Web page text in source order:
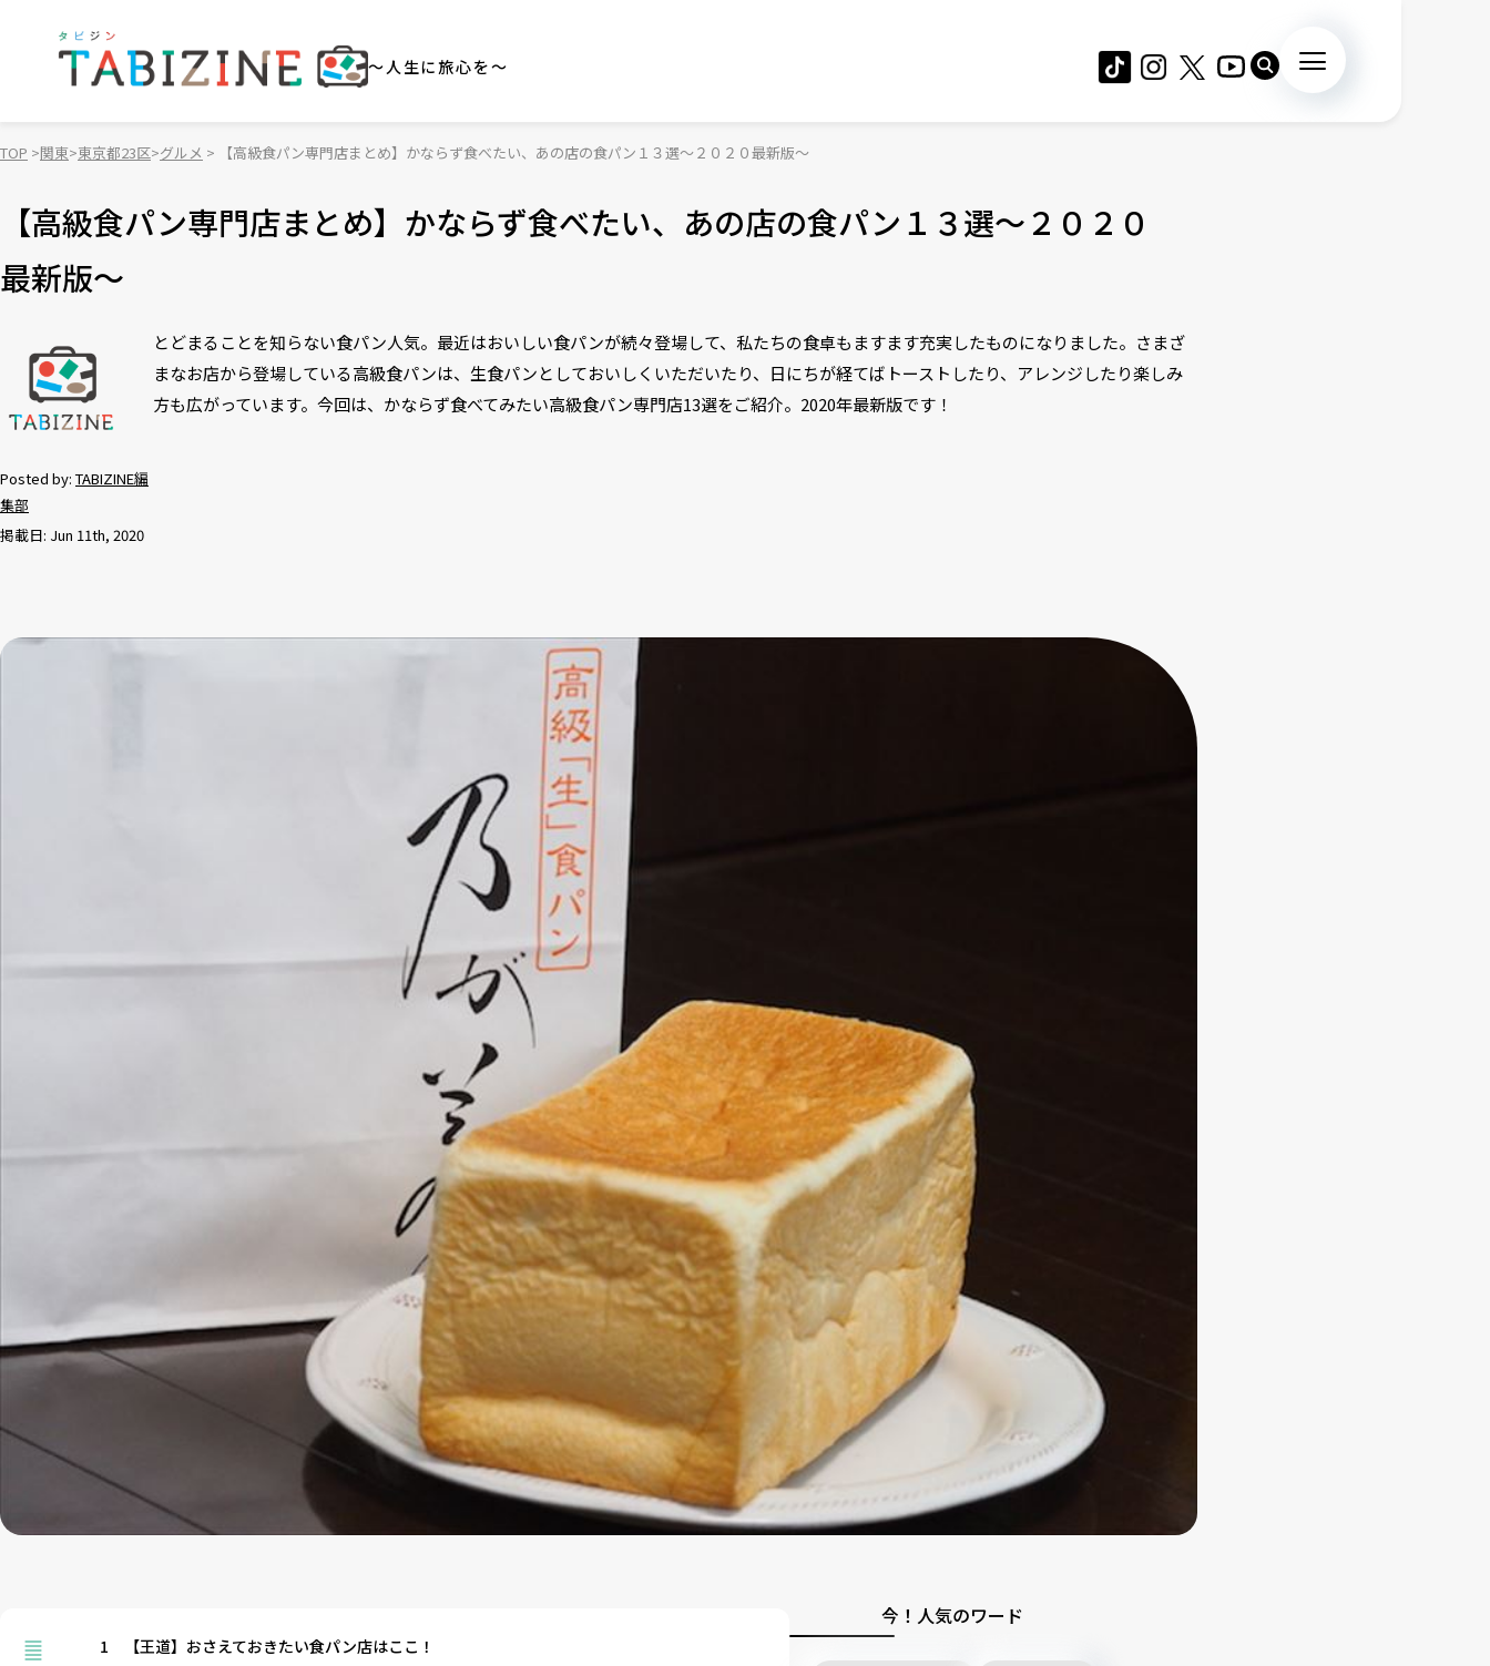
～人生に旅心を～
TOP 関東 東京都23区 グルメ 【高級食パン専門店まとめ】かならず食べたい、あの店の食パン１３選～２０２０最新版～
【高級食パン専門店まとめ】かならず食べたい、あの店の食パン１３選～２０２０
最新版～
Posted by: TABIZINE編
集部
掲載日: Jun 11th, 2020
とどまることを知らない食パン人気。最近はおいしい食パンが続々登場して、私たちの食卓もますます充実したものになりました。さまざ
まなお店から登場している高級食パンは、生食パンとしておいしくいただいたり、日にちが経てばトーストしたり、アレンジしたり楽しみ
方も広がっています。今回は、かならず食べてみたい高級食パン専門店13選をご紹介。2020年最新版です！
1 【王道】おさえておきたい食パン店はここ！
今！人気のワード